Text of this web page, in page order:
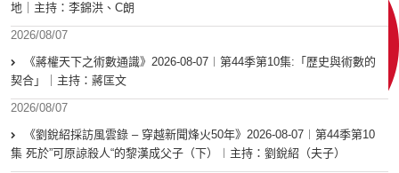
地｜主持：李錦洪、C朗
2026/08/07
《蔣權天下之術數通識》2026-08-07︱第44季第10集:「歴史與術數的
契合」｜主持：蔣匡文
2026/08/07
《劉銳紹採訪風雲錄 – 穿越新聞烽火50年》2026-08-07︱第44季第10
集 死於”可原諒殺人“的黎漢成父子（下）︱主持：劉銳紹（夫子）